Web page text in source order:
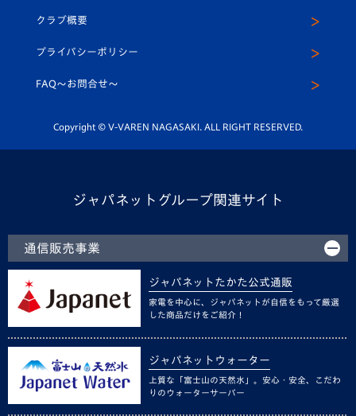
平和祈念活動
ホームタウン活動
スクール
ヴィヴィくんインスタグラム
公式LINE＠
クラブ概要
プライバシーポリシー
FAQ〜お問合せ〜
Copyright © V-VAREN NAGASAKI. ALL RIGHT RESERVED.
ジャパネットグループ関連サイト
通信販売事業
ジャパネットたかた公式通販
家電を中心に、ジャパネットが自信をもって厳選
した商品だけをご紹介！
ジャパネットウォーター
上質な「富士山の天然水」。安心・安全、こだわ
りのウォーターサーバー